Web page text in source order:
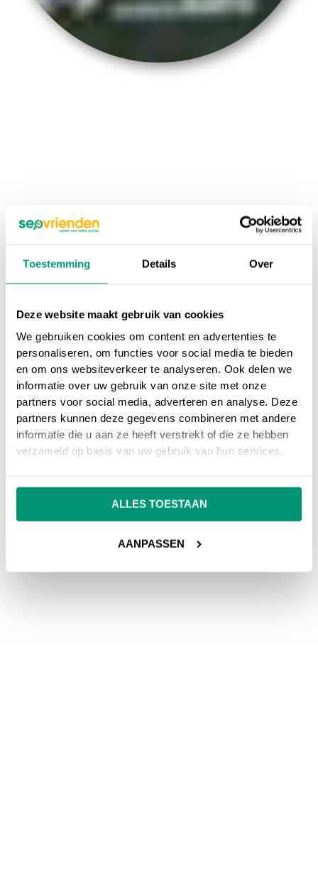
Toestemming Details Over
Deze website maakt gebruik van cookies
We gebruiken cookies om content en advertenties te
personaliseren, om functies voor social media te bieden
en om ons websiteverkeer te analyseren. Ook delen we
informatie over uw gebruik van onze site met onze
partners voor social media, adverteren en analyse. Deze
partners kunnen deze gegevens combineren met andere
informatie die u aan ze heeft verstrekt of die ze hebben
verzameld op basis van uw gebruik van hun services.
ALLES TOESTAAN
AANPASSEN